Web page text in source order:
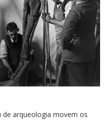
de arqueologia movem os